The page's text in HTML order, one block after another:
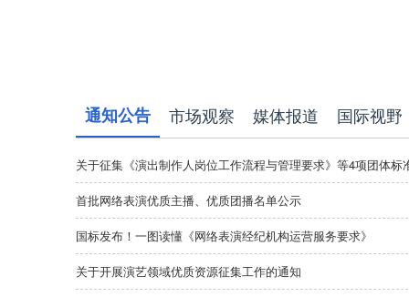
通知公告 市场观察 媒体报道 国际视野
关于征集《演出制作人岗位工作流程与管理要求》等4项团体标
首批网络表演优质主播、优质团播名单公示
国标发布！一图读懂《网络表演经纪机构运营服务要求》
关于开展演艺领域优质资源征集工作的通知